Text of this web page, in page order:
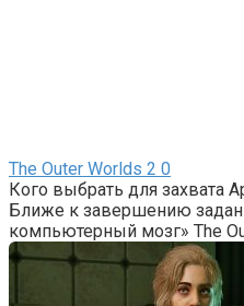
The Outer Worlds 2 0
Кого выбрать для захвата
Ближе к завершению
компьютерный мозг» The